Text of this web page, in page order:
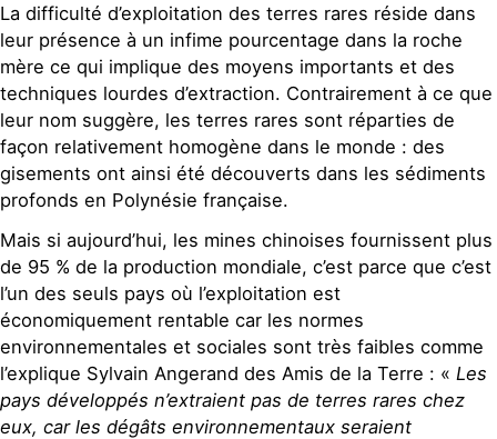
La difficulté d’exploitation des terres rares réside dans
leur présence à un infime pourcentage dans la roche
mère ce qui implique des moyens importants et des
techniques lourdes d’extraction. Contrairement à ce que
leur nom suggère, les terres rares sont réparties de
façon relativement homogène dans le monde : des
gisements ont ainsi été découverts dans les sédiments
profonds en Polynésie française.
Mais si aujourd’hui, les mines chinoises fournissent plus
de 95 % de la production mondiale, c’est parce que c’est
l’un des seuls pays où l’exploitation est
économiquement rentable car les normes
environnementales et sociales sont très faibles comme
l’explique Sylvain Angerand des Amis de la Terre : « Les
pays développés n’extraient pas de terres rares chez
eux, car les dégâts environnementaux seraient